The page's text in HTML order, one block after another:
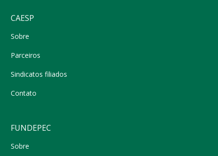
CAESP
Sobre
Parceiros
Sindicatos filiados
Contato
FUNDEPEC
Sobre